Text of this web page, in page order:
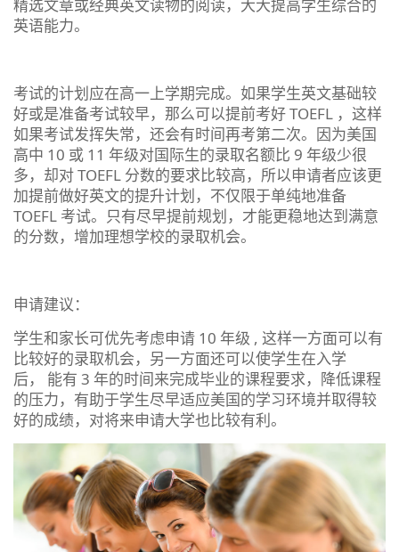
精选文章或经典英文读物的阅读，大大提高学生综合的
英语能力。
考试的计划应在高一上学期完成。如果学生英文基础较
好或是准备考试较早，那么可以提前考好 TOEFL ，这样
如果考试发挥失常，还会有时间再考第二次。因为美国
高中 10 或 11 年级对国际生的录取名额比 9 年级少很
多，却对 TOEFL 分数的要求比较高，所以申请者应该更
加提前做好英文的提升计划，不仅限于单纯地准备
TOEFL 考试。只有尽早提前规划，才能更稳地达到满意
的分数，增加理想学校的录取机会。
申请建议：
学生和家长可优先考虑申请 10 年级 , 这样一方面可以有
比较好的录取机会，另一方面还可以使学生在入学
后， 能有 3 年的时间来完成毕业的课程要求，降低课程
的压力，有助于学生尽早适应美国的学习环境并取得较
好的成绩，对将来申请大学也比较有利。